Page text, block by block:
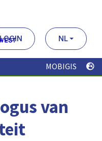
LOGIN NL
MOBIGIS
van